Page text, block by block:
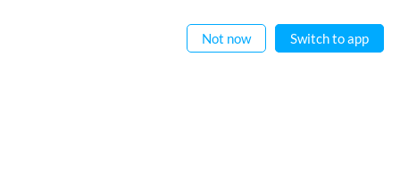
رابطہ کیجیے
Not now Switch to app